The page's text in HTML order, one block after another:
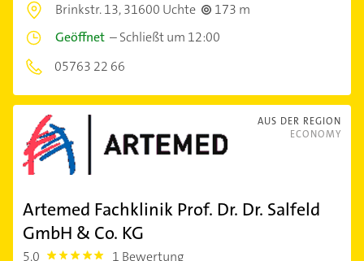
Brinkstr. 13,31600 Uchte
173 m
Geöffnet –Schließt um 12:00
05763 22 66
AUS DER REGION
ECONOMY
Artemed Fachklinik Prof. Dr. Dr. Salfeld
GmbH & Co. KG
5,0 5.0 1 Bewertung